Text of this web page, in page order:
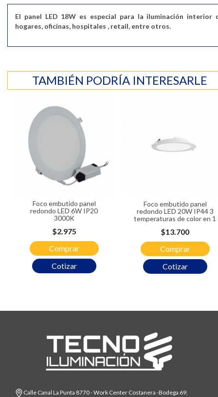
El panel LED 18W es especial para la iluminación interior
hogares, oficinas, hospitales , retail, entre otros.
TAMBIÉN PODRÍA INTERESARLE
Foco embutido panel
redondo LED 6W IP20
3000K
Cotizar
Precio
$2.975
Comprar
Foco embutido panel
redondo LED 20W IP44 3
temperaturas de color en 1
Cotizar
Precio
$13.700
Comprar
Calle Canal La Punta 8770 - Work Center Costanera -Bodega 69,